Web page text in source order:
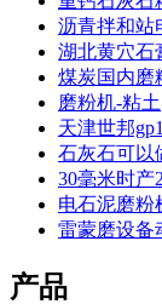
沥青拌和站
湖北黄穴石
煤炭国内磨
磨粉机-粘土
天津世邦
石灰石可以
30毫米时产
电石泥磨粉
雷蒙磨设备
产品